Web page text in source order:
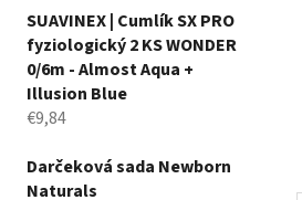
SUAVINEX | Cumlík SX PRO
fyziologický 2 KS WONDER
0/6m - Almost Aqua +
Illusion Blue
€9,84
Darčeková sada Newborn
Naturals